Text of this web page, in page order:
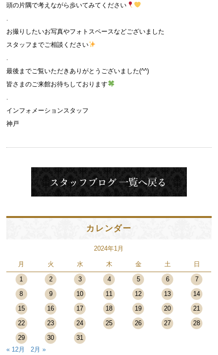
頭の片隅で考えながら歩いてみてください
お撮りしたいお写真やフォトスペースなどございました
スタッフまでご相談ください
最後までご覧いただきありがとうございました(^^)
皆さまのご来館お待ちしております
インフォメーションスタッフ
神戸
カレンダー
2024年1月
月 火 水 木 金 土 日
1 2 3 4 5 6
7
8
9 10 11 12 13
14
15
16 17 18 19 20
21
22
23 24 25 26 27
28
29
30
31
« 12月
2月 »